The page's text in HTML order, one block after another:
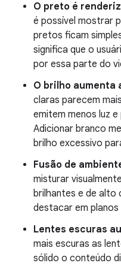
O preto é
é possível mostrar
pretos ficam
significa que o
por essa parte do
O brilho aumenta
claras parecem
emitem menos luz
Adicionar branco
brilho excessivo
Fusão de
misturar
brilhantes e de alto
destacar em planos
Lentes escuras
mais escuras as
sólido o conteúdo